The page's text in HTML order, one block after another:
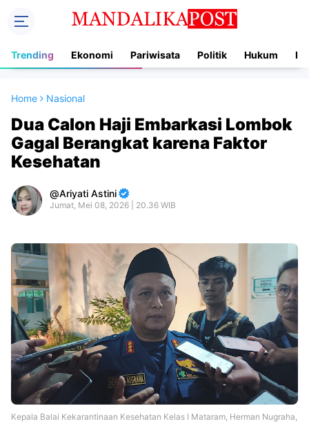
Trending Ekonomi Pariwisata Politik Hukum
Home Nasional
Dua Calon Haji Embarkasi Lombok
Gagal Berangkat karena Faktor
Kesehatan
Ariyati Astini
Jumat, Mei 08, 2026 | 20.36 WIB
Kepala Balai Kekarantinaan Kesehatan Kelas I Mataram, Herman Nugraha,